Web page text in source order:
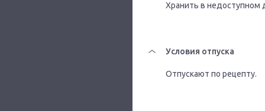
Хранить в недоступном
Условия отпуска
Отпускают по рецепту.